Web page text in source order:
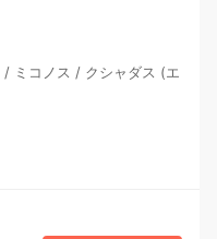
/ ミコノス / クシャダス (エ